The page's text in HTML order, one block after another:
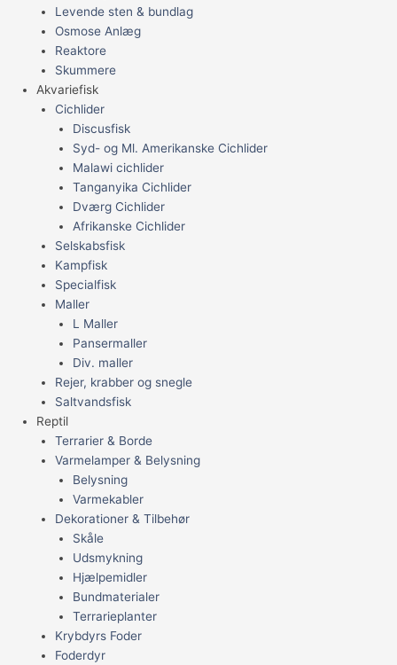
Levende sten & bundlag
Osmose Anlæg
Reaktore
Skummere
Akvariefisk
Cichlider
Discusfisk
Syd- og Ml. Amerikanske Cichlider
Malawi cichlider
Tanganyika Cichlider
Dværg Cichlider
Afrikanske Cichlider
Selskabsfisk
Kampfisk
Specialfisk
Maller
L Maller
Pansermaller
Div. maller
Rejer, krabber og snegle
Saltvandsfisk
Reptil
Terrarier & Borde
Varmelamper & Belysning
Belysning
Varmekabler
Dekorationer & Tilbehør
Skåle
Udsmykning
Hjælpemidler
Bundmaterialer
Terrarieplanter
Krybdyrs Foder
Foderdyr